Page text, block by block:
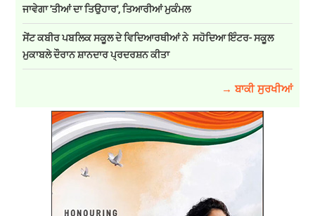
ਜਾਵੇਗਾ 'ਤੀਆਂ ਦਾ ਤਿਉਹਾਰ', ਤਿਆਰੀਆਂ ਮੁਕੰਮਲ
ਸੇਂਟ ਕਬੀਰ ਪਬਲਿਕ ਸਕੂਲ ਦੇ ਵਿਦਿਆਰਥੀਆਂ ਨੇ ਸਹੋਦਿਆ ਇੰਟਰ- ਸਕੂਲ
ਮੁਕਾਬਲੇ ਦੌਰਾਨ ਸ਼ਾਨਦਾਰ ਪ੍ਰਦਰਸ਼ਨ ਕੀਤਾ
→ ਬਾਕੀ ਸੁਰਖੀਆਂ